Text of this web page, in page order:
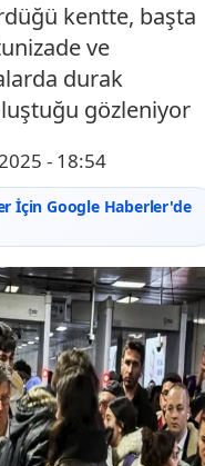
kentte, başta
ve
durak
gözleniyor
- 18:54
İçin Google Haberler'de